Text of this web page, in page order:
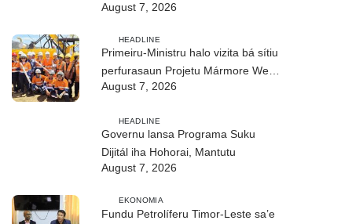
realizasaun DIM 2026
August 7, 2026
HEADLINE
Primeiru-Ministru halo vizita bá sítiu
perfurasaun Projetu Mármore We-
uah iha Ilimanu
August 7, 2026
HEADLINE
Governu lansa Programa Suku
Dijitál iha Hohorai, Mantutu
August 7, 2026
EKONOMIA
Fundu Petrolíferu Timor-Leste sa’e